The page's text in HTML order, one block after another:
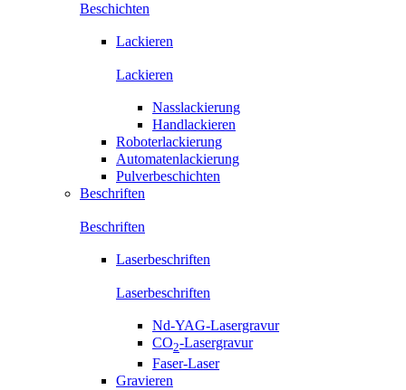
Beschichten
Lackieren
Lackieren
Nasslackierung
Handlackieren
Roboterlackierung
Automatenlackierung
Pulverbeschichten
Beschriften
Beschriften
Laserbeschriften
Laserbeschriften
Nd-YAG-Lasergravur
CO2-Lasergravur
Faser-Laser
Gravieren